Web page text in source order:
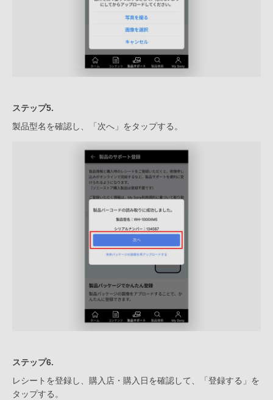
ステップ5.
製品型名を確認し、「次へ」をタップする。
ステップ6.
レシートを登録し、購入店・購入日を確認して、「登録する」を
タップする。